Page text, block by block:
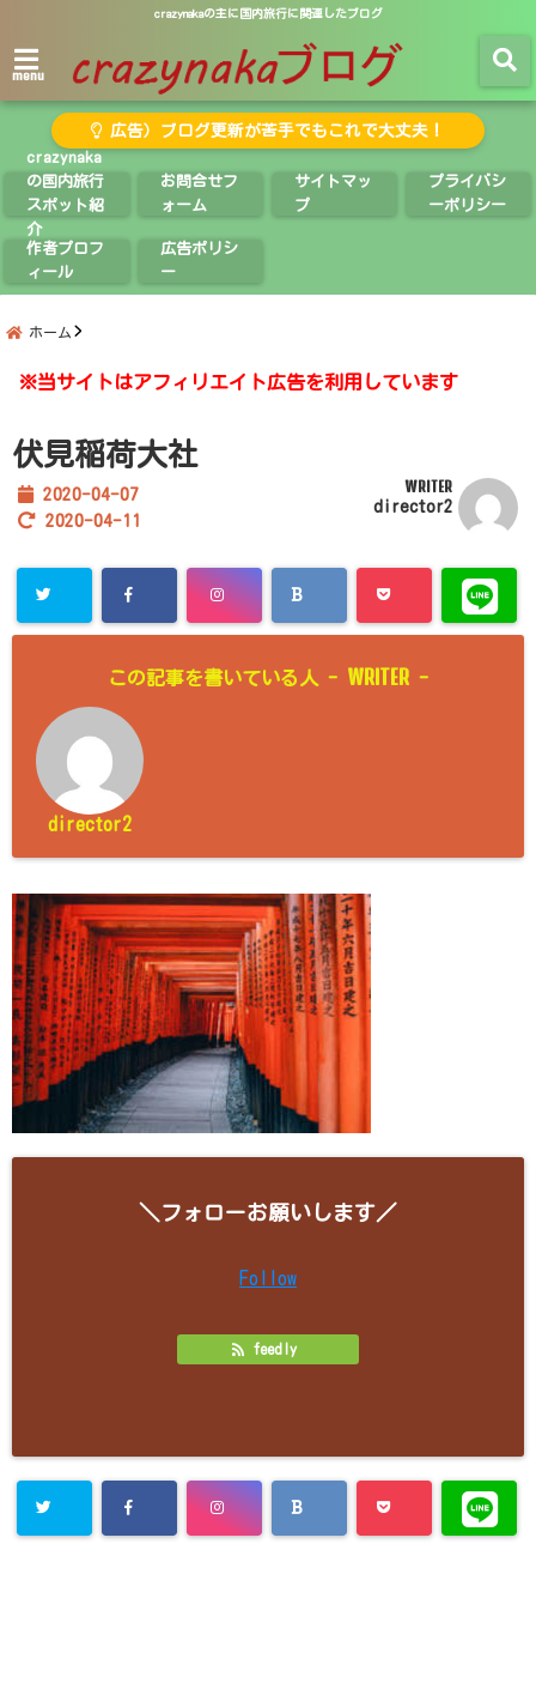
crazynakaの主に国内旅行に関連したブログ
menu
広告）ブログ更新が苦手でもこれで大丈夫！
crazynaka
の国内旅行
スポット紹
介
お問合せフ
ォーム
サイトマッ
プ
プライバシ
ーポリシー
作者プロフ
ィール
広告ポリシ
ー
ホーム
※当サイトはアフィリエイト広告を利用しています
伏見稲荷大社
2020-04-07
2020-04-11
WRITER
director2
この記事を書いている人 - WRITER -
director2
＼フォローお願いします／
Follow
feedly